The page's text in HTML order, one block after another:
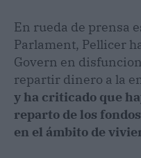
En rueda de prensa
Parlament, Pellicer
Govern en
repartir dinero a la
y ha criticado que
reparto de los
en el ámbito de